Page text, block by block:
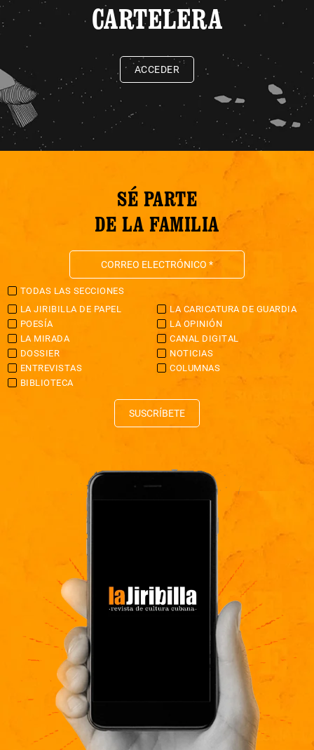
CARTELERA
ACCEDER
SÉ PARTE
DE LA FAMILIA
TODAS LAS SECCIONES
LA JIRIBILLA DE PAPEL
LA CARICATURA DE GUARDIA
POESÍA
LA OPINIÓN
LA MIRADA
CANAL DIGITAL
DOSSIER
NOTICIAS
ENTREVISTAS
COLUMNAS
BIBLIOTECA
SUSCRÍBETE